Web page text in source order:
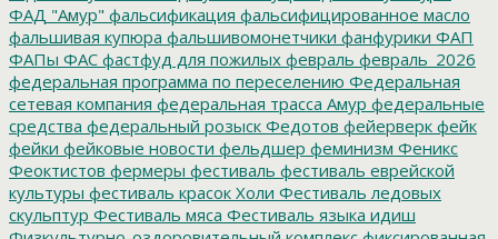
ФАД "Амур" фальсификация фальсифицированное масло
фальшивая купюра фальшивомонетчики фанфурики ФАП
ФАПы ФАС фастфуд для пожилых февраль февраль_2026
федеральная программа по переселению Федеральная
сетевая компания федеральная трасса Амур федеральные
средства федеральный розыск Федотов фейерверк фейк
фейки фейковые новости фельдшер феминизм Феникс
Феоктистов фермеры фестиваль фестиваль еврейской
культуры фестиваль красок Холи Фестиваль ледовых
скульптур Фестиваль мяса Фестиваль языка идиш